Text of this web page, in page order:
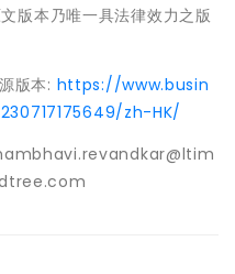
版本乃唯一具法律效力之版
版本: https://www.busin
zh-HK/